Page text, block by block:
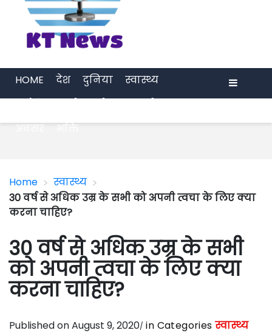
HOME देश दुनिया
स्वास्थ्य
अवसर
भक्ति
Home > स्वास्थ्य >
30 वर्ष से अधिक उम्र के सभी को अपनी त्वचा के लिए क्या
करना चाहिए?
30 वर्ष से अधिक उम्र के सभी
को अपनी त्वचा के लिए क्या
करना चाहिए?
Published on August 9, 2020 in Categories स्वास्थ्य